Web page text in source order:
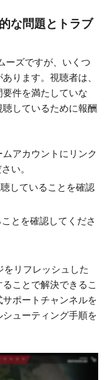
な問題とトラブ
ズですが、いくつ
ります。視聴者は、
件を満たしていな
しているために報酬
アカウントにリンク
い。
していることを確認
とを確認してくださ
リフレッシュした
ことで解決できるこ
ポートチャンネルを
ューティング手順を